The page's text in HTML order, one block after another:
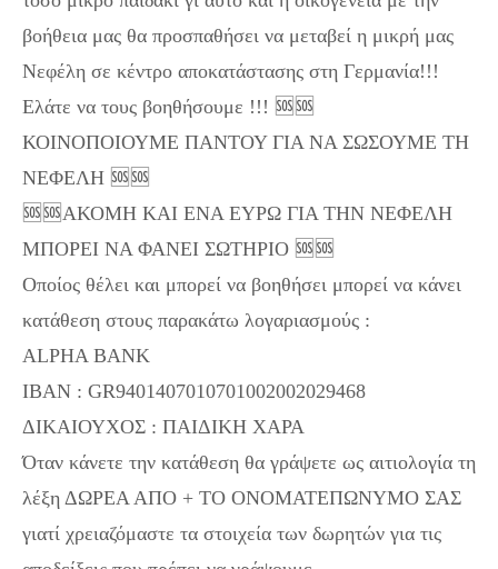
βοήθεια μας θα προσπαθήσει να μεταβεί η μικρή μας
Νεφέλη σε κέντρο αποκατάστασης στη Γερμανία!!!
Ελάτε να τους βοηθήσουμε !!! 🆘🆘
ΚΟΙΝΟΠΟΙΟΥΜΕ ΠΑΝΤΟΥ ΓΙΑ ΝΑ ΣΩΣΟΥΜΕ ΤΗ
ΝΕΦΕΛΗ 🆘🆘
🆘🆘ΑΚΟΜΗ ΚΑΙ ΕΝΑ ΕΥΡΩ ΓΙΑ ΤΗΝ ΝΕΦΕΛΗ
ΜΠΟΡΕΙ ΝΑ ΦΑΝΕΙ ΣΩΤΗΡΙΟ 🆘🆘
Οποίος θέλει και μπορεί να βοηθήσει μπορεί να κάνει
κατάθεση στους παρακάτω λογαριασμούς :
ALPHA BANK
IBAN : GR9401407010701002002029468
ΔΙΚΑΙΟΥΧΟΣ : ΠΑΙΔΙΚΗ ΧΑΡΑ
Όταν κάνετε την κατάθεση θα γράψετε ως αιτιολογία τη
λέξη ΔΩΡΕΑ ΑΠΟ + ΤΟ ΟΝΟΜΑΤΕΠΩΝΥΜΟ ΣΑΣ
γιατί χρειαζόμαστε τα στοιχεία των δωρητών για τις